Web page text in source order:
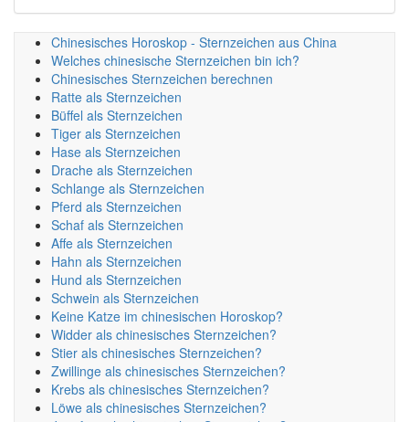
Chinesisches Horoskop - Sternzeichen aus China
Welches chinesische Sternzeichen bin ich?
Chinesisches Sternzeichen berechnen
Ratte als Sternzeichen
Büffel als Sternzeichen
Tiger als Sternzeichen
Hase als Sternzeichen
Drache als Sternzeichen
Schlange als Sternzeichen
Pferd als Sternzeichen
Schaf als Sternzeichen
Affe als Sternzeichen
Hahn als Sternzeichen
Hund als Sternzeichen
Schwein als Sternzeichen
Keine Katze im chinesischen Horoskop?
Widder als chinesisches Sternzeichen?
Stier als chinesisches Sternzeichen?
Zwillinge als chinesisches Sternzeichen?
Krebs als chinesisches Sternzeichen?
Löwe als chinesisches Sternzeichen?